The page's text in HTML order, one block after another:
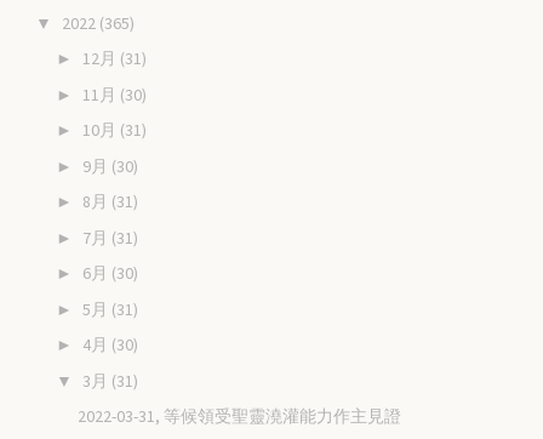
▼ 2022 (365)
► 12月 (31)
► 11月 (30)
► 10月 (31)
► 9月 (30)
► 8月 (31)
► 7月 (31)
► 6月 (30)
► 5月 (31)
► 4月 (30)
▼ 3月 (31)
2022-03-31, 等候領受聖靈澆灌能力作主見證